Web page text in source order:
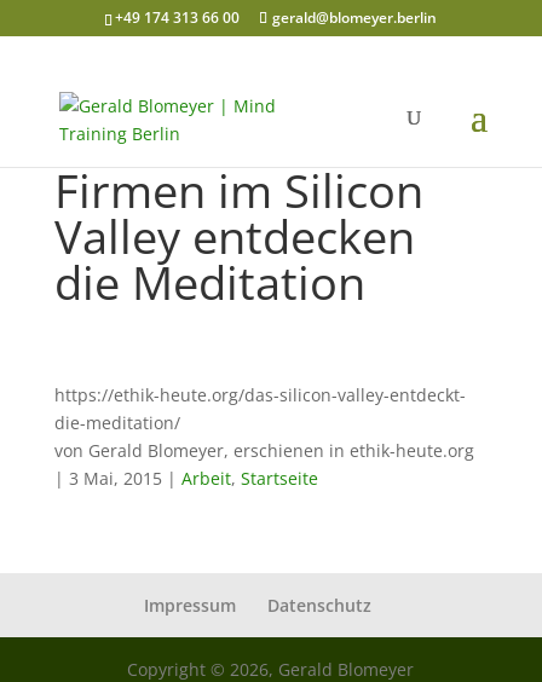
+49 174 313 66 00 gerald@blomeyer.berlin
Firmen im Silicon
Valley entdecken
die Meditation
https://ethik-heute.org/das-silicon-valley-entdeckt-
die-meditation/
von Gerald Blomeyer, erschienen in ethik-heute.org
| 3 Mai, 2015 | Arbeit, Startseite
Impressum Datenschutz
Copyright © 2026, Gerald Blomeyer